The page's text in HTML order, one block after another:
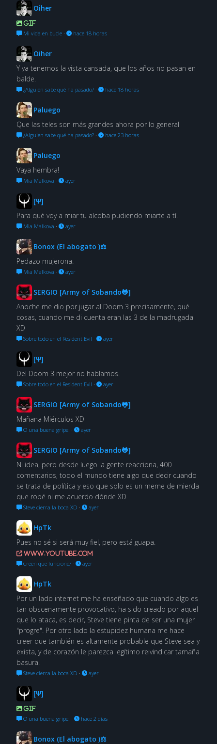
Oiher
GIF
Mi vida en bucle· hace 18 horas
Oiher
Y ya tenemos la vista cansada, que los años no pasan en
balde.
¿Alguien sabe qué ha pasado?· hace 18 horas
Paluego
Que las teles son más grandes ahora por lo general
¿Alguien sabe qué ha pasado?· hace 23 horas
Paluego
Vaya hembra!
Mia Malkova · ayer
[Ψ]
Para qué voy a miar tu alcoba pudiendo miarte a tí.
Mia Malkova · ayer
Bonox (El abogato )⚖
Pedazo mujerona.
Mia Malkova · ayer
SERGIO [Army of Sobando🐸]
Anoche me dio por jugar al Doom 3 precisamente, qué
cosas, cuando me di cuenta eran las 3 de la madrugada
XD
Sobre todo en el Resident Evil · ayer
[Ψ]
Del Doom 3 mejor no hablamos.
Sobre todo en el Resident Evil · ayer
SERGIO [Army of Sobando🐸]
Mañana Miérculos XD
O una buena gripe. · ayer
SERGIO [Army of Sobando🐸]
Ni idea, pero desde luego la gente reacciona, 400
comentarios, todo el mundo tiene algo que decir cuando
se trata de política y eso que solo es un meme de mierda
que robé ni me acuerdo dónde XD
Steve cierra la boca XD · ayer
HpTk
Pues no sé si será muy fiel, pero está guapa.
www.youtube.com
Creen que funcione?· ayer
HpTk
Por un lado internet me ha enseñado que cuando algo es
tan obscenamente provocativo, ha sido creado por aquel
que lo ataca, es decir, Steve tiene pinta de ser una mujer
"progre". Por otro lado la estupidez humana me hace
creer que también es altamente probable que Steve sea y
exista, y de corazón le parezca legítimo reivindicar tamaña
basura.
Steve cierra la boca XD · ayer
[Ψ]
GIF
O una buena gripe. · hace 2 días
Bonox (El abogato )⚖